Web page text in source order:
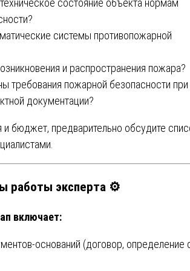
состояние объекта нормам
системы противопожарной
и распространения пожара?
требования пожарной безопасности при
документации?
бюджет, предварительно обсудите
работы эксперта ⚙️
включает:
оснований (договор, определение